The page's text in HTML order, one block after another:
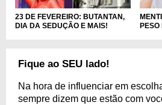
23 DE FEVEREIRO: BUTANTAN,
DIA DA SEDUÇÃO E MAIS!
PESO
Fique ao SEU lado!
Na hora de influenciar em
sempre dizem que estão com